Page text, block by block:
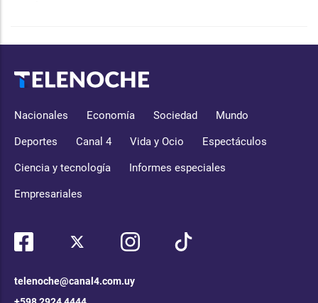
Nacionales Economía Sociedad Mundo
Deportes Canal 4 Vida y Ocio Espectáculos
Ciencia y tecnología Informes especiales
Empresariales
telenoche@canal4.com.uy